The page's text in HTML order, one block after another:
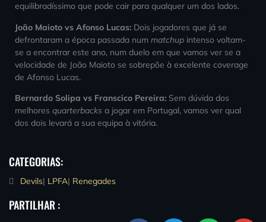
equilibradíssimo que pode cair para qualquer um dos lados.
João Maioto vs Afonso Lucas: Dois jogadores que já se
defrontaram a época passada num matchup intenso voltam-
se a encontrar este ano, num duelo em que vamos ver se a
velocidade de João Maioto se sobrepõe à excelente coverage
de Afonso Lucas.
Bernardo Solipa vs Franscico Pereira: Sem dúvida dos
melhores quarterbacks a jogar em Portugal, vamos ver qual
dos dois levará a sua equipa à vitória.
CATEGORIAS:
Devils| LPFA| Renegades
PARTILHAR :